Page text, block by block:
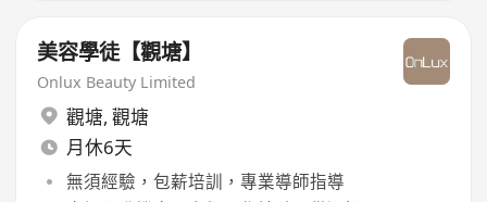
美容學徒【觀塘】
Onlux Beauty Limited
觀塘, 觀塘
月休6天
無須經驗，包薪培訓，專業導師指導